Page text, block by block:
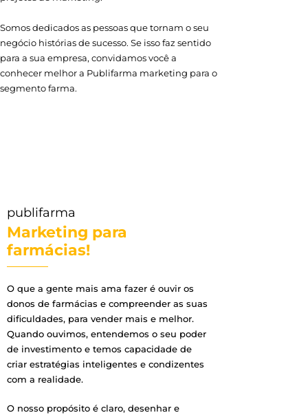
Somos dedicados as pessoas que tornam o seu
negócio histórias de sucesso. Se isso faz sentido
para a sua empresa, convidamos você a
conhecer melhor a Publifarma marketing para o
segmento farma.
publifarma
Marketing para
farmácias!
O que a gente mais ama fazer é ouvir os
donos de farmácias e compreender as suas
dificuldades, para vender mais e melhor.
Quando ouvimos, entendemos o seu poder
de investimento e temos capacidade de
criar estratégias inteligentes e condizentes
com a realidade.
O nosso propósito é claro, desenhar e